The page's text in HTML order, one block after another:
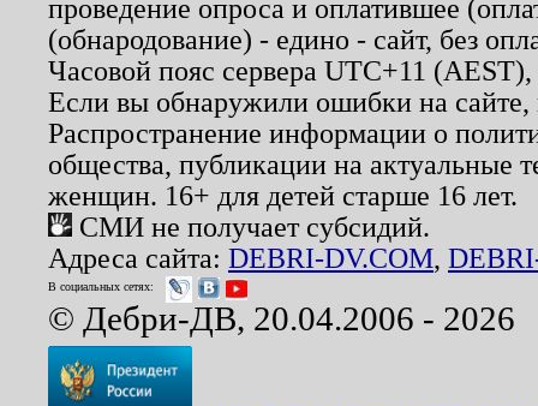
проведение опроса и оплатившее
(обнародование) - едино - сайт, без
Часовой пояс сервера UTC+11
Если вы обнаружили ошибки на
Распространение информации о
общества, публикации на актуальные
женщин. 16+ для детей старше 16 лет.
СМИ не получает субсидий.
Адреса сайта: DEBRI-DV.COM,
В социальных сетях:
© Дебри-ДВ, 20.04.2006 - 2026